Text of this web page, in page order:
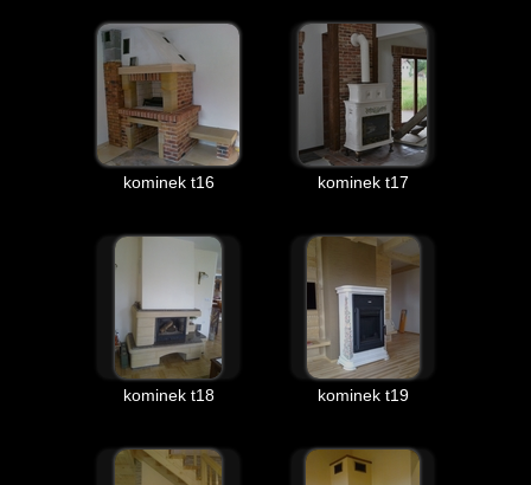
kominek t16 kominek t17
kominek t18 kominek t19